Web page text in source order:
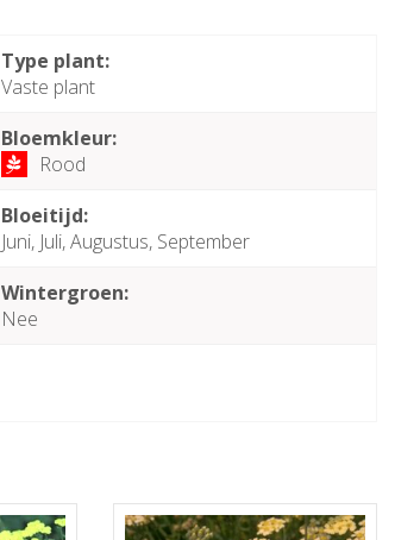
Type plant:
Vaste plant
Bloemkleur:
Rood
Bloeitijd:
Juni, Juli, Augustus, September
Wintergroen:
Nee